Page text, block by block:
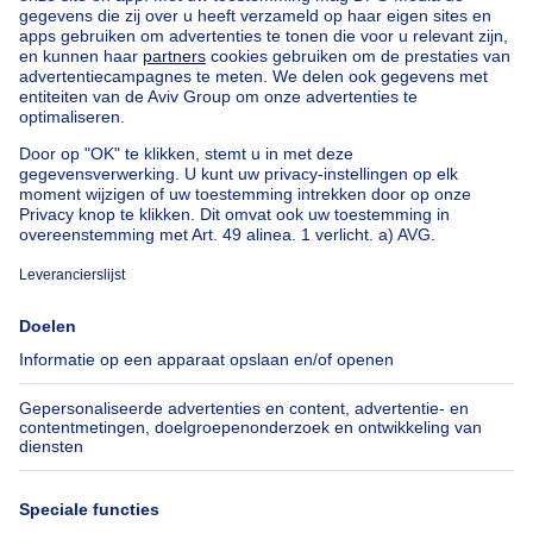
Bungalow te koop
Chalet te koop
Kasteel te koop
Landhuis te koop
Gebouw gemengd gebruik te koop
Andere panden te koop
Manoir te koop
Onze huizen buiten BelgiëHuis te koop Frankrijk
Huis te koop Spanje
Huis te koop Luxemburg
Huis te koop Nederland
Over
Immoweb
Pers
Jobs
Axel Springer Group
SeLoger.com
Immowelt.de
Tools
Belfius
Verzekeringen
Verhuis checklist